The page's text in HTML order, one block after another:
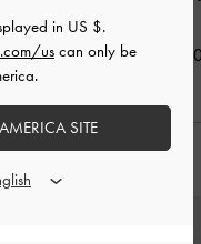
฿3,390.00
in US $.
us can only be
SITE